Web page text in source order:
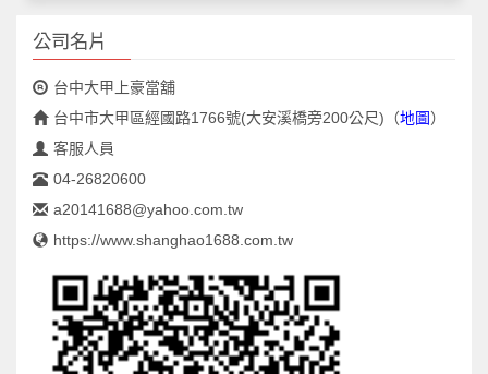
公司名片
台中大甲上豪當舖
台中市大甲區經國路1766號(大安溪橋旁200公尺) （地圖）
客服人員
04-26820600
a20141688@yahoo.com.tw
https://www.shanghao1688.com.tw